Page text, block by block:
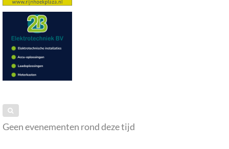
Geen evenementen rond deze tijd